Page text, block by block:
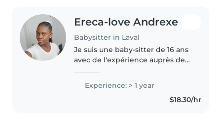
Ereca-love Andrexe
Babysitter in Laval
Je suis une baby-sitter de 16 ans
avec de l'expérience auprès des
préscolaire. Bien que je n'aie pas
encore de certification de
Experience: > 1 year
$18.30/hr